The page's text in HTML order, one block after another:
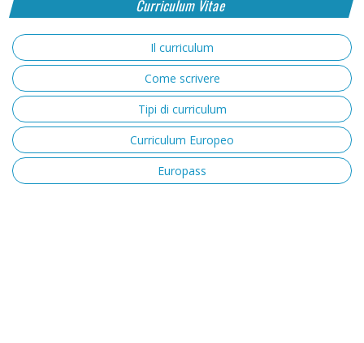
Curriculum Vitae
Il curriculum
Come scrivere
Tipi di curriculum
Curriculum Europeo
Europass